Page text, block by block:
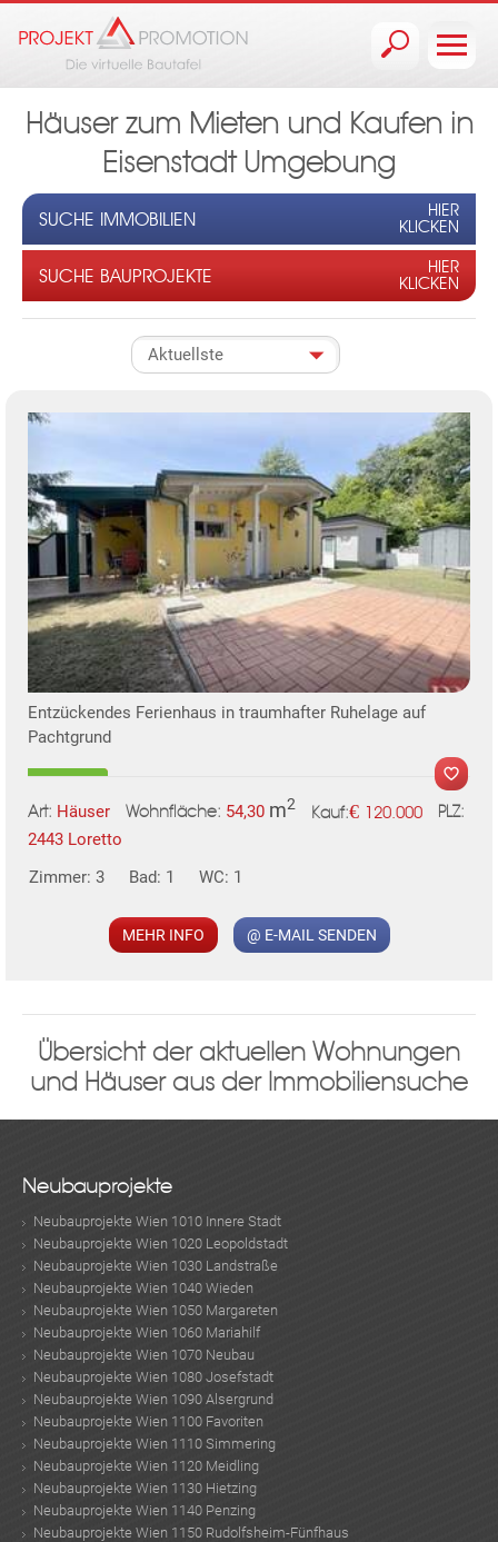
Häuser zum Mieten und Kaufen in
Eisenstadt Umgebung
SUCHE IMMOBILIEN
HIER
KLICKEN
SUCHE BAUPROJEKTE
HIER
KLICKEN
Entzückendes Ferienhaus in traumhafter Ruhelage auf
Pachtgrund
Art: Häuser Wohnfläche: 54,30 m2 Kauf:€ 120.000 PLZ:
2443 Loretto
Zimmer: 3
Bad: 1 WC: 1
MEHR INFO @ E-MAIL SENDEN
Übersicht der aktuellen Wohnungen
und Häuser aus der Immobiliensuche
Neubauprojekte
Neubauprojekte Wien 1010 Innere Stadt
Neubauprojekte Wien 1020 Leopoldstadt
Neubauprojekte Wien 1030 Landstraße
Neubauprojekte Wien 1040 Wieden
Neubauprojekte Wien 1050 Margareten
Neubauprojekte Wien 1060 Mariahilf
Neubauprojekte Wien 1070 Neubau
Neubauprojekte Wien 1080 Josefstadt
Neubauprojekte Wien 1090 Alsergrund
Neubauprojekte Wien 1100 Favoriten
Neubauprojekte Wien 1110 Simmering
Neubauprojekte Wien 1120 Meidling
Neubauprojekte Wien 1130 Hietzing
Neubauprojekte Wien 1140 Penzing
Neubauprojekte Wien 1150 Rudolfsheim-Fünfhaus